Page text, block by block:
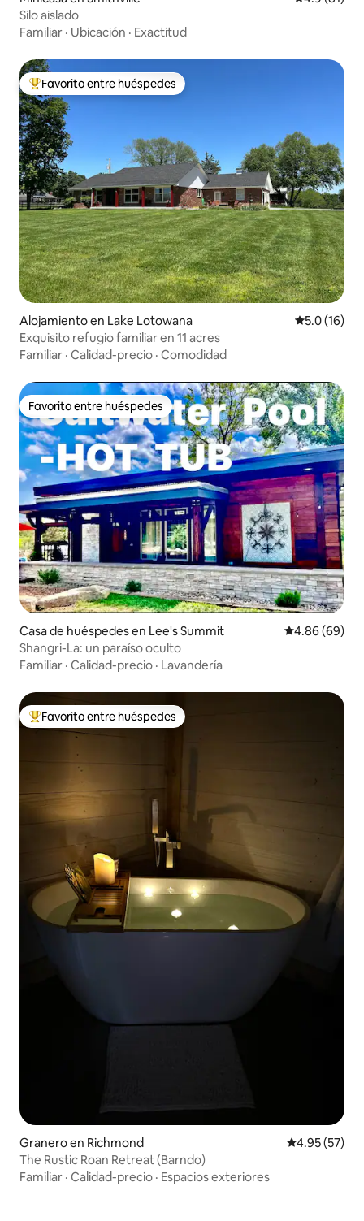
Silo aislado
Familiar · Ubicación · Exactitud
Favorito entre huéspedes preferido
Favorito entre huéspedes
Alojamiento en Lake Lotowana Calificación
5.0 (16)
Exquisito refugio familiar en 11 acres
Familiar · Calidad-precio · Comodidad
Favorito entre huéspedes
Favorito entre huéspedes
Casa de huéspedes en Lee's Summit Calificación
4.86 (69)
Shangri-La: un paraíso oculto
Familiar · Calidad-precio · Lavandería
Favorito entre huéspedes preferido
Favorito entre huéspedes
Granero en Richmond Calificación
4.95 (57)
The Rustic Roan Retreat (Barndo)
Familiar · Calidad-precio · Espacios exteriores